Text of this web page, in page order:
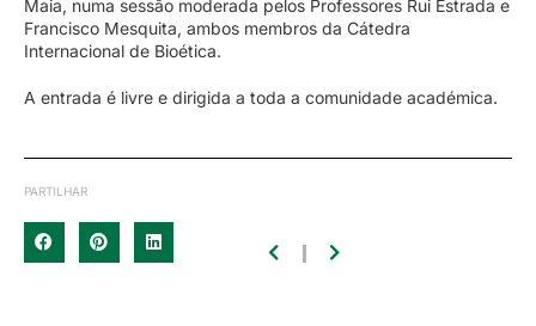
Maia, numa sessão moderada pelos Professores Rui Estrada e
Francisco Mesquita, ambos membros da Cátedra
Internacional de Bioética.
A entrada é livre e dirigida a toda a comunidade académica.
PARTILHAR